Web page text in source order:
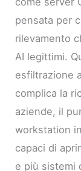
pensata per
rilevamento
AI legittimi.
esfiltrazione
complica la
aziende, il
workstation
capaci di
e più sistemi